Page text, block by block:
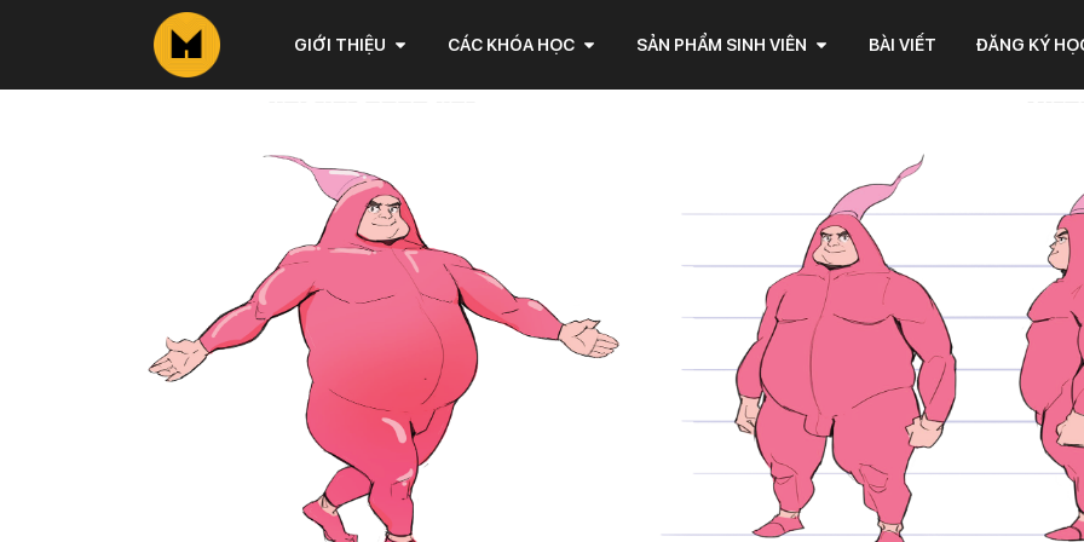
GIỚI THIỆU CÁC KHÓA HỌC SẢN PHẨM SINH VIÊN BÀI VIẾT ĐĂNG KÝ